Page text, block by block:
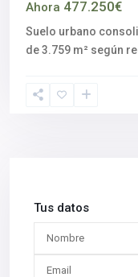
Ahora 477.250€
Suelo urbano
de 3.759 m² según
Tus datos